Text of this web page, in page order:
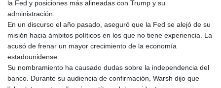
la Fed y posiciones más alineadas con Trump y su
administración.
En un discurso el año pasado, aseguró que la Fed se alejó de su
misión hacia ámbitos políticos en los que no tiene experiencia. La
acusó de frenar un mayor crecimiento de la economía
estadounidense.
Su nombramiento ha causado dudas sobre la independencia del
banco. Durante su audiencia de confirmación, Warsh dijo que